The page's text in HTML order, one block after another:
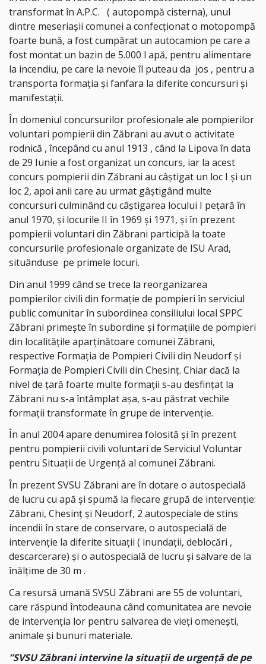
transformat în A.P.C. ( autopompă cisterna), unul
dintre meseriașii comunei a confecționat o motopompă
foarte bună, a fost cumpărat un autocamion pe care a
fost montat un bazin de 5.000 l apă, pentru alimentare
la incendiu, pe care la nevoie îl puteau da jos , pentru a
transporta formația și fanfara la diferite concursuri și
manifestații.
În domeniul concursurilor profesionale ale pompierilor
voluntari pompierii din Zăbrani au avut o activitate
rodnică , începând cu anul 1913 , când la Lipova în data
de 29 Iunie a fost organizat un concurs, iar la acest
concurs pompierii din Zăbrani au câștigat un loc I și un
loc 2, apoi anii care au urmat gâștigând multe
concursuri culminând cu câștigarea locului I pețară în
anul 1970, și locurile II în 1969 și 1971, și în prezent
pompierii voluntari din Zăbrani participă la toate
concursurile profesionale organizate de ISU Arad,
situânduse pe primele locuri.
Din anul 1999 când se trece la reorganizarea
pompierilor civili din formație de pompieri în serviciul
public comunitar în subordinea consiliului local SPPC
Zăbrani primește în subordine și formațiile de pompieri
din localitățile aparținătoare comunei Zăbrani,
respective Formația de Pompieri Civili din Neudorf și
Formația de Pompieri Civili din Chesinț. Chiar dacă la
nivel de țară foarte multe formații s-au desfințat la
Zăbrani nu s-a întâmplat așa, s-au păstrat vechile
formații transformate în grupe de intervenție.
În anul 2004 apare denumirea folosită și în prezent
pentru pompierii civili voluntari de Serviciul Voluntar
pentru Situații de Urgență al comunei Zăbrani.
În prezent SVSU Zăbrani are în dotare o autospecială
de lucru cu apă și spumă la fiecare grupă de intervenție:
Zăbrani, Chesinț și Neudorf, 2 autospeciale de stins
incendii în stare de conservare, o autospecială de
intervenție la diferite situații ( inundații, deblocări ,
descarcerare) și o autospecială de lucru și salvare de la
înălțime de 30 m .
Ca resursă umană SVSU Zăbrani are 55 de voluntari,
care răspund întodeauna când comunitatea are nevoie
de intervenția lor pentru salvarea de vieți omenești,
animale și bunuri materiale.
”SVSU Zăbrani intervine la situații de urgență de pe